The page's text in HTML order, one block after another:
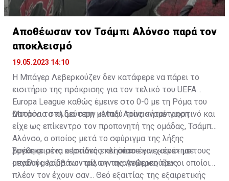
Αποθέωσαν τον Τσάμπι Αλόνσο παρά τον
αποκλεισμό
19.05.2023 14:10
Η Μπάγερ Λεβερκούζεν δεν κατάφερε να πάρει το
εισιτήριο της πρόκρισης για τον τελικό του UEFA
Europa League καθώς έμεινε στο 0-0 με τη Ρόμα του
Μουρίνιο στη δεύτερη μεταξύ τους αναμέτρηση.
Ωστόσο το κλίμα στην «Μπάι Αρίνα» ήταν γιορτινό και
είχε ως επίκεντρο τον προπονητή της ομάδας, Τσάμπι
Αλόνσο, ο οποίος μετά το σφύριγμα της λήξης
βρέθηκε στις κερκίδες εκεί όπου έγινε «ένα» με τους
οπαδούς λαμβάνοντας την αναγνώριση τους.
Συγκεκριμένα ο Ισπανός πλησίασε και χαιρέτησε
μεγάλη μερίδα των φίλων της Λεβερκούζεν οι οποίοι
πλέον τον έχουν σαν... Θεό εξαιτίας της εξαιρετικής